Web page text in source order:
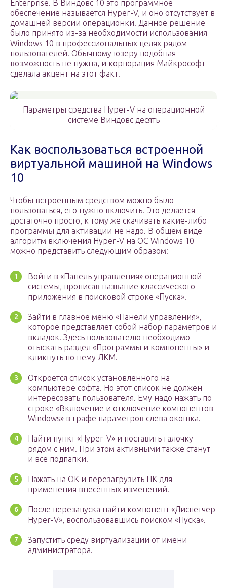
Enterprise. В Виндовс 10 это программное
обеспечение называется Hyper-V, и оно отсутствует в
домашней версии операционки. Данное решение
было принято из-за необходимости использования
Windows 10 в профессиональных целях рядом
пользователей. Обычному юзеру подобная
возможность не нужна, и корпорация Майкрософт
сделала акцент на этот факт.
Параметры средства Hyper-V на операционной
системе Виндовс десять
Как воспользоваться встроенной
виртуальной машиной на Windows
10
Чтобы встроенным средством можно было
пользоваться, его нужно включить. Это делается
достаточно просто, к тому же скачивать какие-либо
программы для активации не надо. В общем виде
алгоритм включения Hyper-V на OC Windows 10
можно представить следующим образом:
Войти в «Панель управления» операционной
системы, прописав название классического
приложения в поисковой строке «Пуска».
Зайти в главное меню «Панели управления»,
которое представляет собой набор параметров и
вкладок. Здесь пользователю необходимо
отыскать раздел «Программы и компоненты» и
кликнуть по нему ЛКМ.
Откроется список установленного на
компьютере софта. Но этот список не должен
интересовать пользователя. Ему надо нажать по
строке «Включение и отключение компонентов
Windows» в графе параметров слева окошка.
Найти пункт «Hyper-V» и поставить галочку
рядом с ним. При этом активными также станут
и все подпапки.
Нажать на ОК и перезагрузить ПК для
применения внесённых изменений.
После перезапуска найти компонент «Диспетчер
Hyper-V», воспользовавшись поиском «Пуска».
Запустить среду виртуализации от имени
администратора.